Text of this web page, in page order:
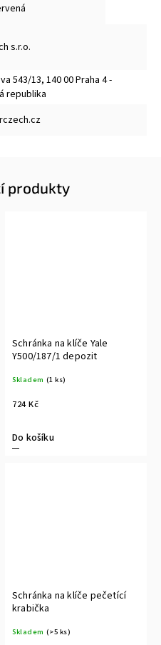
s.r.o.
543/13, 140 00 Praha 4 -
republika
produkty
Schránka na klíče Yale
Y500/187/1 depozit
Skladem (1 ks)
724 Kč
Do košíku
Schránka na klíče pečetící
krabička
Skladem (>5 ks)